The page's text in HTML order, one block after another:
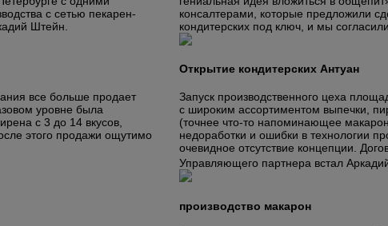
с сетью пекарен-
Штейн.
все больше продает
уровне была
с 3 до 14 вкусов,
этого продажи ощутимо
консалтерами, которые предложили
кондитерских под ключ, и мы
Открытие кондитерских Антуан
Запуск производственного цеха
с широким ассортиментом выпечки,
(точнее что-то напоминающее
недоработки и ошибки в технологии
очевидное отсутствие концепции.
Управляющего партнера встал
производство макарон